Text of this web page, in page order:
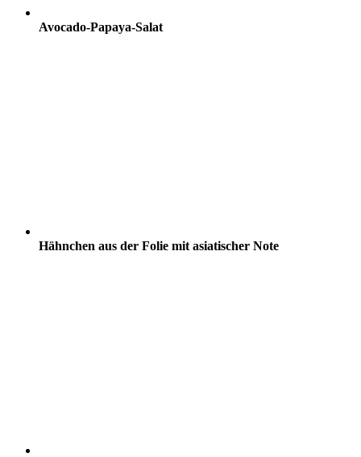
Avocado-Papaya-Salat
Hähnchen aus der Folie mit asiatischer Note